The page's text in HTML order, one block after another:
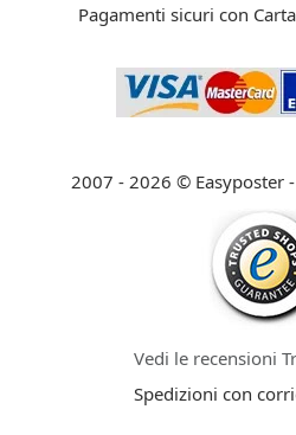
Pagamenti sicuri con
2007 - 2026 © Easyposter
Vedi le recensioni
Spedizioni con